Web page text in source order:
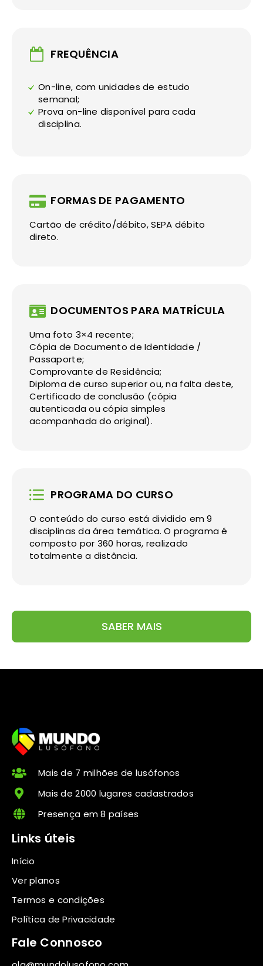
FREQUÊNCIA
On-line, com unidades de estudo
semanal;
Prova on-line disponível para cada
disciplina.
FORMAS DE PAGAMENTO
Cartão de crédito/débito, SEPA débito
direto.
DOCUMENTOS PARA MATRÍCULA
Uma foto 3×4 recente;
Cópia de Documento de Identidade /
Passaporte;
Comprovante de Residência;
Diploma de curso superior ou, na falta deste,
Certificado de conclusão (cópia
autenticada ou cópia simples
acompanhada do original).
PROGRAMA DO CURSO
O conteúdo do curso está dividido em 9
disciplinas da área temática. O programa é
composto por 360 horas, realizado
totalmente a distância.
SABER MAIS
Mais de 7 milhões de lusófonos
Mais de 2000 lugares cadastrados
Presença em 8 países
Links úteis
Início
Ver planos
Termos e condições
Política de Privacidade
Fale Connosco